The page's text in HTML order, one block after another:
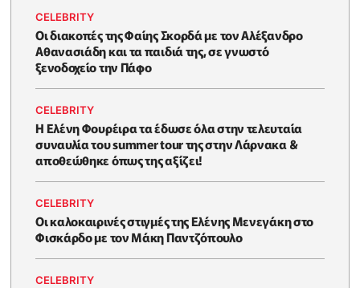
CELEBRITY
Οι διακοπές της Φαίης Σκορδά με τον Αλέξανδρο
Αθανασιάδη και τα παιδιά της, σε γνωστό
ξενοδοχείο την Πάφο
CELEBRITY
Η Ελένη Φουρέιρα τα έδωσε όλα στην τελευταία
συναυλία του summer tour της στην Λάρνακα &
αποθεώθηκε όπως της αξίζει!
CELEBRITY
Oι καλοκαιρινές στιγμές της Ελένης Μενεγάκη στο
Φισκάρδο με τον Μάκη Παντζόπουλο
CELEBRITY